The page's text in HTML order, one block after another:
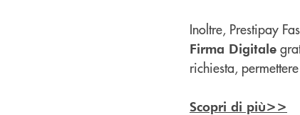
Inoltre, Prestipay
Firma Digitale
richiesta,
Scopri di più>>